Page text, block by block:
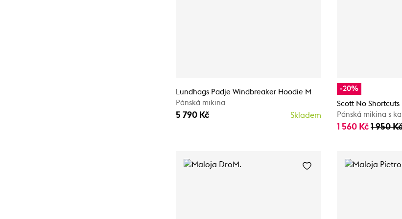
Lundhags Padje Windbreaker Hoodie M
Pánská mikina
5 790 Kč Skladem
-20%
Scott No Shortcuts
Pánská mikina s
1 560 Kč 1 950 Kč